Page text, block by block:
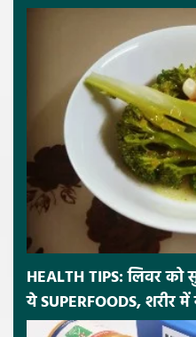
HEALTH TIPS: लिवर
ये SUPERFOODS, शरीर